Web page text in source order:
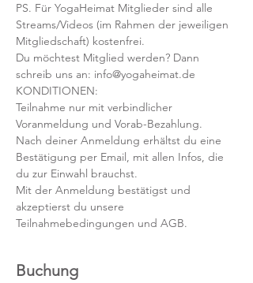
PS. Für YogaHeimat Mitglieder sind alle
Streams/Videos (im Rahmen der jeweiligen
Mitgliedschaft) kostenfrei.
Du möchtest Mitglied werden? Dann
schreib uns an: info@yogaheimat.de
KONDITIONEN:
Teilnahme nur mit verbindlicher
Voranmeldung und Vorab-Bezahlung.
Nach deiner Anmeldung erhältst du eine
Bestätigung per Email, mit allen Infos, die
du zur Einwahl brauchst.
Mit der Anmeldung bestätigst und
akzeptierst du unsere
Teilnahmebedingungen und AGB.
Buchung